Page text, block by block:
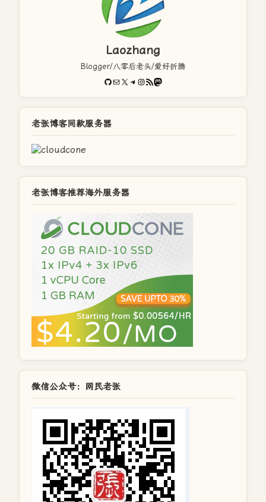
Laozhang
Blogger/八零后老头/爱好折腾
GitHub
电子邮件X Telegram
Instagram
RSS FeedMastodon
老张博客同款服务器
老张博客推荐海外服务器
微信公众号：网民老张